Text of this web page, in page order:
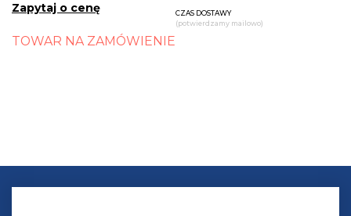
Zapytaj o cenę
TOWAR NA ZAMÓWIENIE
CZAS DOSTAWY
(potwierdzamy mailowo)